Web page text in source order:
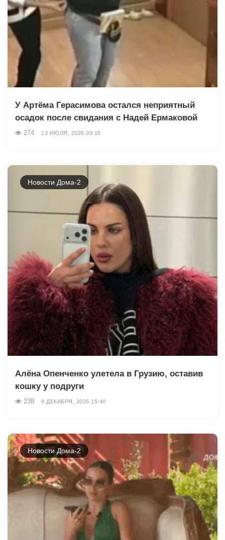
У Артёма Герасимова остался неприятный
осадок после свидания с Надей Ермаковой
274 13 ИЮЛЯ, 2026 09:15
Новости Дома-2
Алёна Опенченко улетела в Грузию, оставив
кошку у подруги
238 9 ДЕКАБРЯ, 2025 15:40
Новости Дома-2